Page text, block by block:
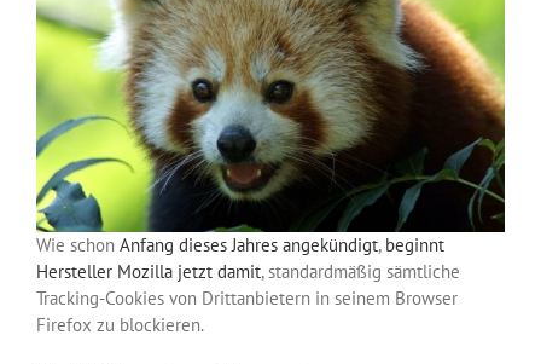
Wie schon Anfang dieses Jahres angekündigt, beginnt
Hersteller Mozilla jetzt damit, standardmäßig sämtliche
Tracking-Cookies von Drittanbietern in seinem Browser
Firefox zu blockieren.